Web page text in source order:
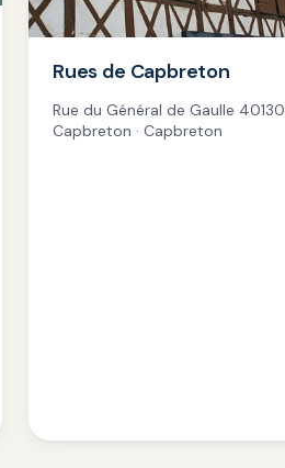
Rues de Capbreton
Rue du Général de Gaulle 40130
Capbreton · Capbreton